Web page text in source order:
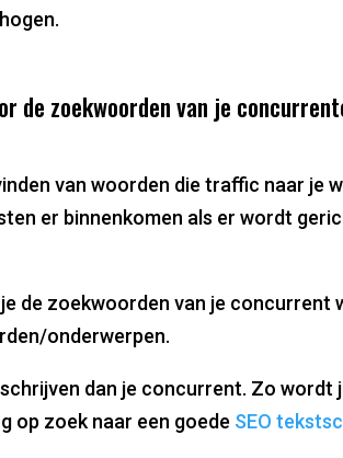
de zoekwoorden van je
van woorden die traffic naar je
er binnenkomen als er wordt
de zoekwoorden van je concurrent
onderwerpen.
dan je concurrent. Zo wordt
op zoek naar een goede SEO